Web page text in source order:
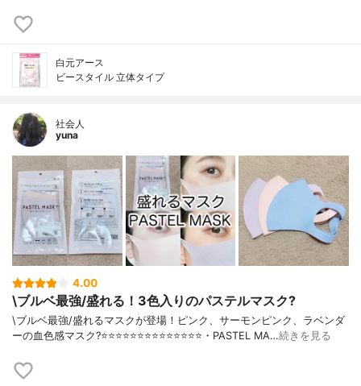
白元アース
ビースタイル 立体タイプ
社会人
yuna
4.00
\ブルベ最強/盛れる！3色入りのパステルマスク?
\ブルベ最強/盛れるマスクが登場！ピンク、サーモンピンク、ラベンダ
ーの血色感マスク?⭐️⭐️⭐️⭐️⭐️⭐️⭐️⭐️⭐️⭐️⭐️⭐️⭐️⭐️・PASTEL MA…続きを見る